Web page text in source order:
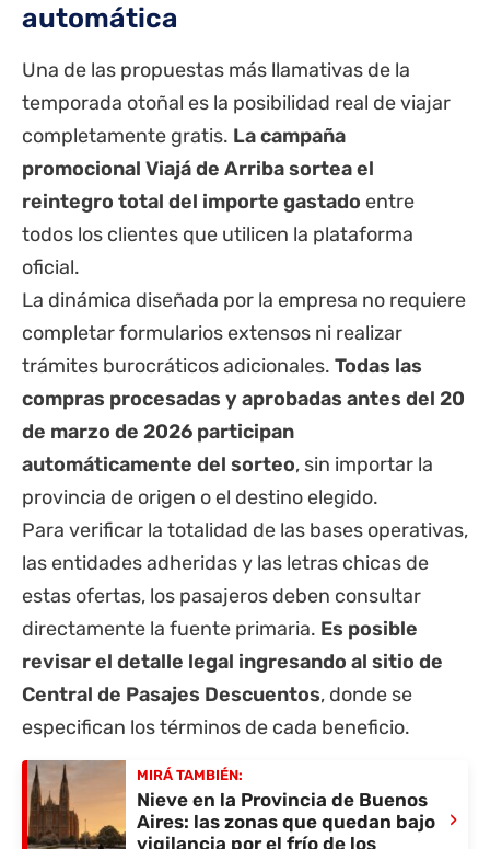
automática
Una de las propuestas más llamativas de la
temporada otoñal es la posibilidad real de viajar
completamente gratis. La campaña
promocional Viajá de Arriba sortea el
reintegro total del importe gastado entre
todos los clientes que utilicen la plataforma
oficial.
La dinámica diseñada por la empresa no requiere
completar formularios extensos ni realizar
trámites burocráticos adicionales. Todas las
compras procesadas y aprobadas antes del 20
de marzo de 2026 participan
automáticamente del sorteo, sin importar la
provincia de origen o el destino elegido.
Para verificar la totalidad de las bases operativas,
las entidades adheridas y las letras chicas de
estas ofertas, los pasajeros deben consultar
directamente la fuente primaria. Es posible
revisar el detalle legal ingresando al sitio de
Central de Pasajes Descuentos, donde se
especifican los términos de cada beneficio.
MIRÁ TAMBIÉN:
Nieve en la Provincia de Buenos
Aires: las zonas que quedan bajo
vigilancia por el frío de los
›